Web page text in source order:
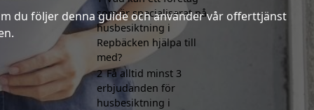
du följer denna guide och använder vår offerttjänst
som är specialiserat på
husbesiktning i
Repbäcken hjälpa till
med?
2 Få alltid minst 3
erbjudanden för
husbesiktning i